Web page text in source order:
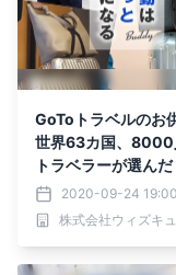
GoToトラベルのお
世界63カ国、8000
トラベラーが選んだ
をもっと楽にする」
がMakuakeにて先行
受付中！！
2020-09-24 19:00
株式会社ウィズキ